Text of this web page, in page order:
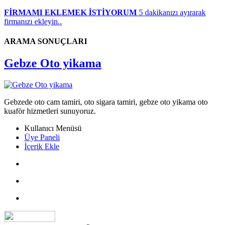
FİRMAMI EKLEMEK İSTİYORUM 5 dakikanızı ayırarak
firmanızı ekleyin..
ARAMA SONUÇLARI
Gebze Oto yikama
Gebzede oto cam tamiri, oto sigara tamiri, gebze oto yikama oto
kuaför hizmetleri sunuyoruz.
Kullanıcı Menüsü
Üye Paneli
İçerik Ekle